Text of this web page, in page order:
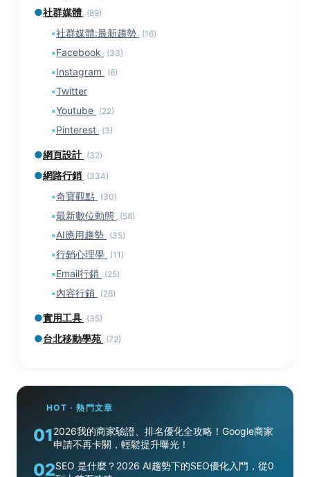
●社群媒體 (89)
▪社群媒體:最新趨勢 (16)
▪Facebook (33)
▪Instagram (6)
▪Twitter
▪Youtube (22)
▪Pinterest (3)
●網頁設計 (32)
●網路行銷 (334)
▪奇寶觀點 (30)
▪最新數位動態 (58)
▪AI應用趨勢 (35)
▪行銷心理學 (11)
▪Email行銷 (25)
▪內容行銷 (26)
●實用工具 (35)
●台北移動學苑 (72)
HOT · 熱門文章
012026我的商家驗證、排名優化全攻略！Google商家
申請不再卡關，輕鬆提升曝光！
02SEO 是什麼？2026 AI趨勢下的SEO優化入門，從0